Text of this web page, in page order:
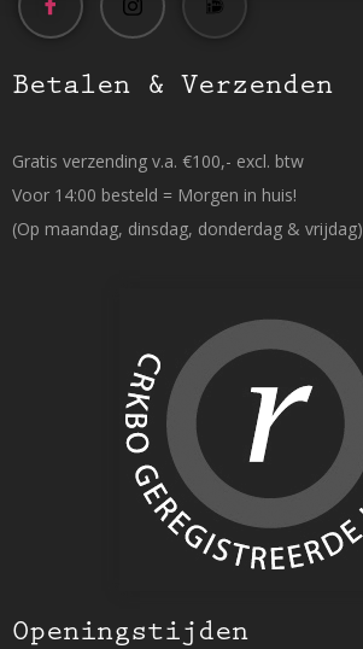
Betalen & Verzenden
Gratis verzending v.a. €100,- excl. btw
Voor 14:00 besteld = Morgen in huis!
(Op maandag, dinsdag, donderdag & vrijdag)
Openingstijden